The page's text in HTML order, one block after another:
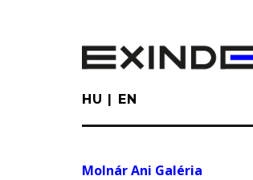
HU EN
Molnár Ani Galéria